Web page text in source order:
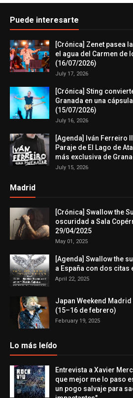
Puede interesarte
[Crónica] Zenet pasea
el agua del Carmen de
(16/07/2026)
July 17, 2026
[Crónica] Sting
Granada en una
(15/07/2026)
July 16, 2026
[Agenda] Iván Ferreiro
Paraje de El Lago de
más exclusiva de
July 15, 2026
Madrid
[Crónica] Swallow the
oscuridad a Sala
29/04/2025
May 01, 2025
[Agenda] Swallow the
a España con dos citas
April 22, 2025
Japan Weekend
(15–16 de febrero)
February 19, 2025
Lo más leído
Entrevista a Xavier
que mejor me lo paso
un pogo salvaje para